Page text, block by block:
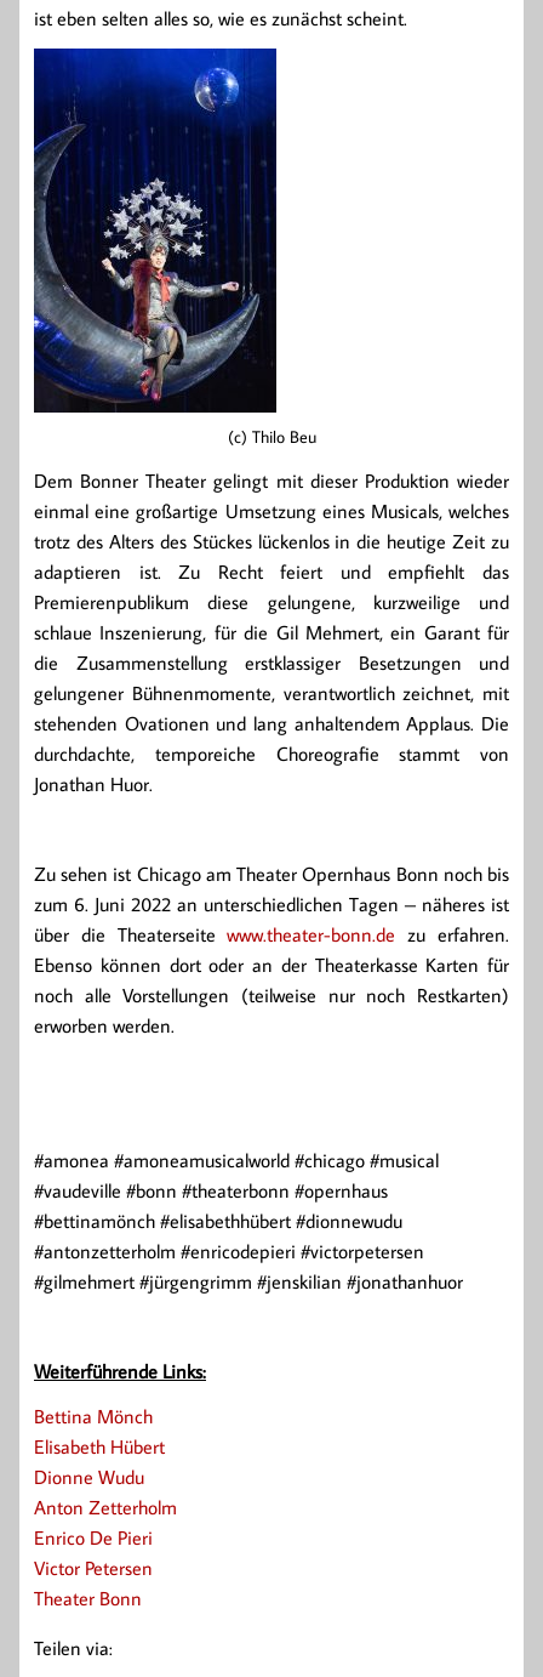
ist eben selten alles so, wie es zunächst scheint.
(c) Thilo Beu
Dem Bonner Theater gelingt mit dieser Produktion wieder
einmal eine großartige Umsetzung eines Musicals, welches
trotz des Alters des Stückes lückenlos in die heutige Zeit zu
adaptieren ist. Zu Recht feiert und empfiehlt das
Premierenpublikum diese gelungene, kurzweilige und
schlaue Inszenierung, für die Gil Mehmert, ein Garant für
die Zusammenstellung erstklassiger Besetzungen und
gelungener Bühnenmomente, verantwortlich zeichnet, mit
stehenden Ovationen und lang anhaltendem Applaus. Die
durchdachte, temporeiche Choreografie stammt von
Jonathan Huor.
Zu sehen ist Chicago am Theater Opernhaus Bonn noch bis
zum 6. Juni 2022 an unterschiedlichen Tagen – näheres ist
über die Theaterseitewww.theater-bonn.de zu erfahren.
Ebenso können dort oder an der Theaterkasse Karten für
noch alle Vorstellungen (teilweise nur noch Restkarten)
erworben werden.
#amonea #amoneamusicalworld #chicago #musical
#vaudeville #bonn #theaterbonn #opernhaus
#bettinamönch #elisabethhübert #dionnewudu
#antonzetterholm #enricodepieri #victorpetersen
#gilmehmert #jürgengrimm #jenskilian #jonathanhuor
Weiterführende Links:
Bettina Mönch
Elisabeth Hübert
Dionne Wudu
Anton Zetterholm
Enrico De Pieri
Victor Petersen
Theater Bonn
Teilen via: